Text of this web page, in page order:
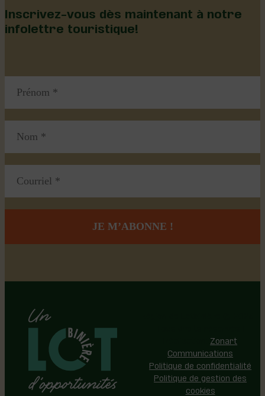
Inscrivez-vous dès maintenant à notre
infolettre touristique!
Zonart
Communications
Politique de confidentialité
Politique de gestion des
cookies